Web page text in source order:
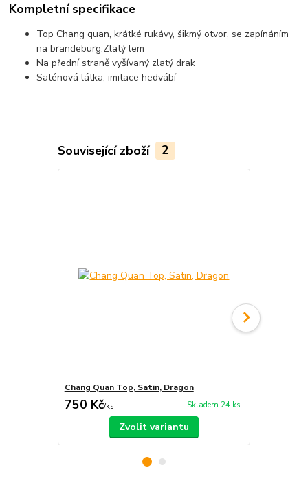
Kompletní specifikace
Top Chang quan, krátké rukávy, šikmý otvor, se zapínáním
na brandeburg.Zlatý lem
Na přední straně vyšívaný zlatý drak
Saténová látka, imitace hedvábí
Související zboží 2
Chang Quan Top, Satin, Dragon
750 Kč/ks Skladem 24 ks
Zvolit variantu